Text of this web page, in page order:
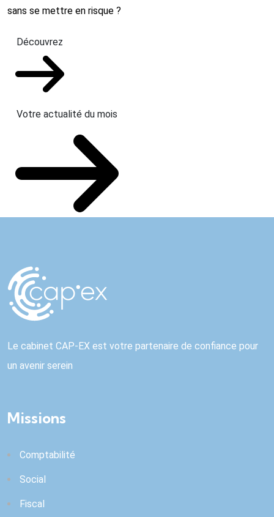
sans se mettre en risque ?
Découvrez
Votre actualité du mois
Le cabinet CAP-EX est votre partenaire de confiance pour
un avenir serein
Missions
Comptabilité
Social
Fiscal